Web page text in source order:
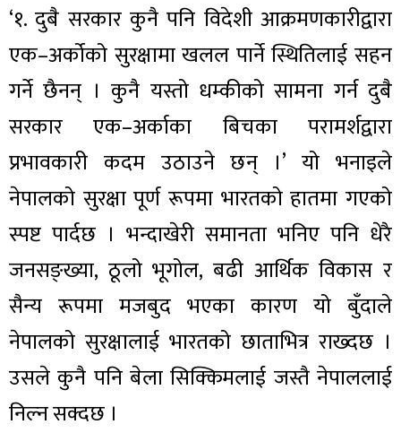
‘१. दुबै सरकार कुनै पनि विदेशी आक्रमणकारीद्वारा
एक–अर्कोको सुरक्षामा खलल पार्ने स्थितिलाई सहन
गर्ने छैनन् । कुनै यस्तो धम्कीको सामना गर्न दुबै
सरकार एक–अर्काका बिचका परामर्शद्वारा
प्रभावकारी कदम उठाउने छन् ।’ यो भनाइले
नेपालको सुरक्षा पूर्ण रूपमा भारतको हातमा गएको
स्पष्ट पार्दछ । भन्दाखेरी समानता भनिए पनि धेरै
जनसङ्ख्या, ठूलो भूगोल, बढी आर्थिक विकास र
सैन्य रूपमा मजबुद भएका कारण यो बुँदाले
नेपालको सुरक्षालाई भारतको छाताभित्र राख्दछ ।
उसले कुनै पनि बेला सिक्किमलाई जस्तै नेपाललाई
निल्न सक्दछ ।